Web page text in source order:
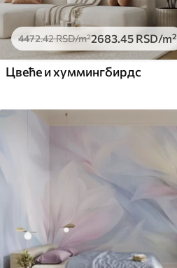
4472.42RSD/m²2683 .45 RSD/m²
Цвеће и хуммингбирдс